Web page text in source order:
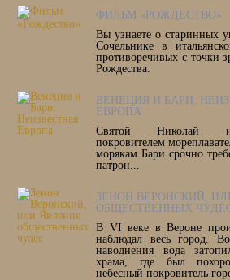
ФИЛЬМ «РОЖДЕСТВО»
Вы узнаете о старинных
Сочельнике в
противоречивых с точки
Рождества.
ВЕНЕЦИЯ И БАРИ.
ЕВРОПА
Святой Николай
покровителем
морякам Бари срочно
патрон...
ЗЕНОН ВЕРОНСКИЙ,
ОБЩЕСТВЕННЫХ
В VI веке в Вероне
наблюдал весь город.
наводнения вода
храма, где был
небесный покровитель